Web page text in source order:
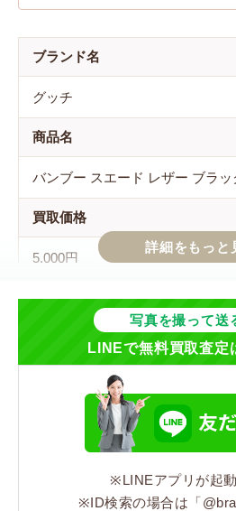
ブランド名
グッチ
商品名
バンブー スエード レザー ブラ
買取価格
5,000円
ジャンル
ブラック
写真を撮って送
LINEで無料買取査定
※LINEアプリが起動
※ID検索の場合は「